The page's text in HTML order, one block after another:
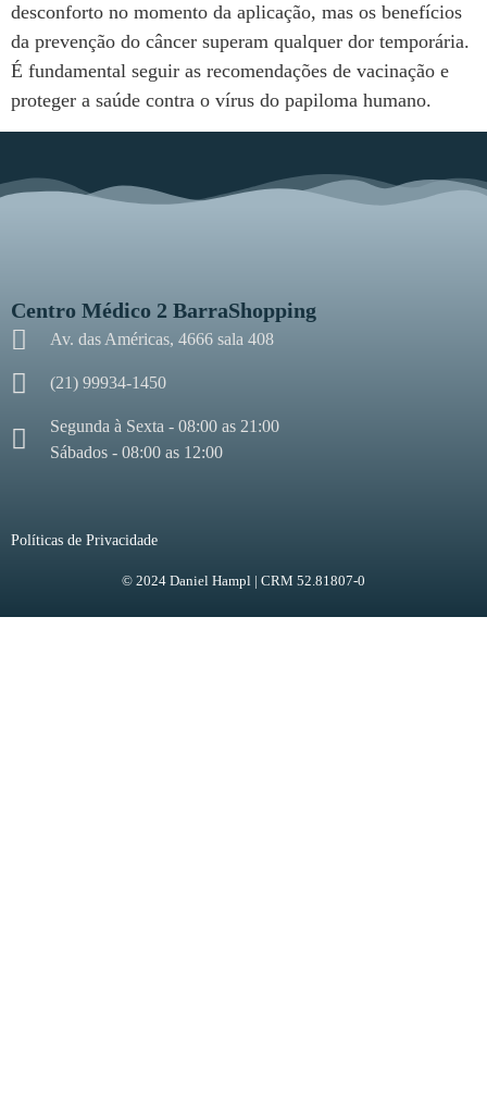
desconforto no momento da aplicação, mas os benefícios
da prevenção do câncer superam qualquer dor temporária.
É fundamental seguir as recomendações de vacinação e
proteger a saúde contra o vírus do papiloma humano.
Centro Médico 2 BarraShopping
Av. das Américas, 4666 sala 408
(21) 99934-1450
Segunda à Sexta - 08:00 as 21:00
Sábados - 08:00 as 12:00
Políticas de Privacidade
© 2024 Daniel Hampl | CRM 52.81807-0